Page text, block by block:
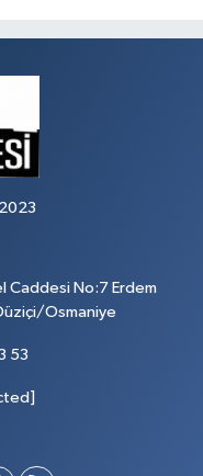
Caddesi No:7 Erdem
Osmaniye
53